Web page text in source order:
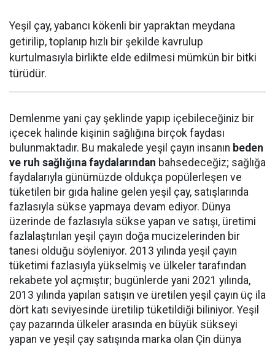
Yeşil çay, yabancı kökenli bir yapraktan meydana
getirilip, toplanıp hızlı bir şekilde kavrulup
kurtulmasıyla birlikte elde edilmesi mümkün bir bitki
türüdür.
Demlenme yani çay şeklinde yapıp içebileceğiniz bir
içecek halinde kişinin sağlığına birçok faydası
bulunmaktadır. Bu makalede yeşil çayın insanın beden
ve ruh sağlığına faydalarından bahsedeceğiz; sağlığa
faydalarıyla günümüzde oldukça popülerleşen ve
tüketilen bir gıda haline gelen yeşil çay, satışlarında
fazlasıyla sükse yapmaya devam ediyor. Dünya
üzerinde de fazlasıyla sükse yapan ve satışı, üretimi
fazlalaştırılan yeşil çayın doğa mucizelerinden bir
tanesi olduğu söyleniyor. 2013 yılında yeşil çayın
tüketimi fazlasıyla yükselmiş ve ülkeler tarafından
rekabete yol açmıştır; bugünlerde yani 2021 yılında,
2013 yılında yapılan satışın ve üretilen yeşil çayın üç ila
dört katı seviyesinde üretilip tüketildiği biliniyor. Yeşil
çay pazarında ülkeler arasında en büyük sükseyi
yapan ve yeşil çay satışında marka olan Çin dünya